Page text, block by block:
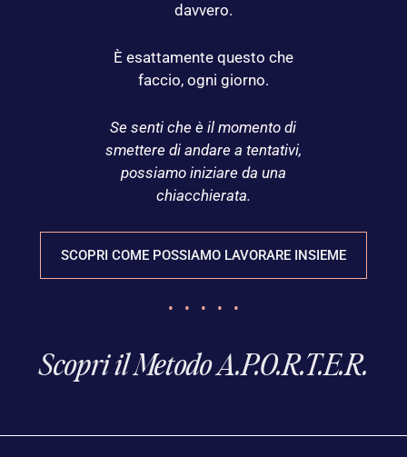
davvero.
È esattamente questo che
faccio, ogni giorno.
Se senti che è il momento di
smettere di andare a tentativi,
possiamo iniziare da una
chiacchierata.
SCOPRI COME POSSIAMO LAVORARE INSIEME
• • • • •
Scopri il Metodo A.P.O.R.T.E.R.